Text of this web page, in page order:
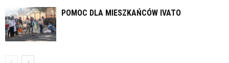
POMOC DLA MIESZKAŃCÓW IVATO